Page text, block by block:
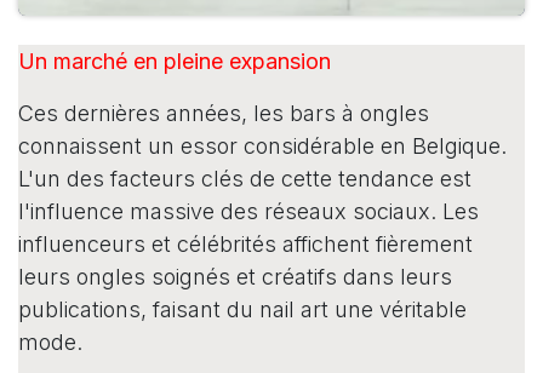
Un marché en pleine expansion
Ces dernières années, les bars à ongles
connaissent un essor considérable en Belgique.
L'un des facteurs clés de cette tendance est
l'influence massive des réseaux sociaux. Les
influenceurs et célébrités affichent fièrement
leurs ongles soignés et créatifs dans leurs
publications, faisant du nail art une véritable
mode.